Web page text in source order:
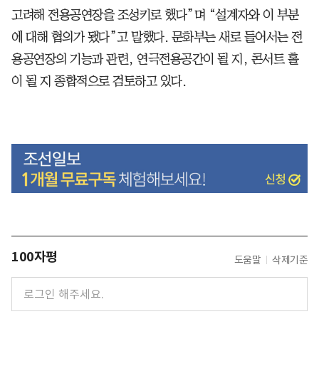
고려해 전용공연장을 조성키로 했다”며 “설계자와 이 부분
에 대해 협의가 됐다”고 말했다. 문화부는 새로 들어서는 전
용공연장의 기능과 관련, 연극전용공간이 될 지, 콘서트 홀
이 될 지 종합적으로 검토하고 있다.
100자평 도움말 삭제기준